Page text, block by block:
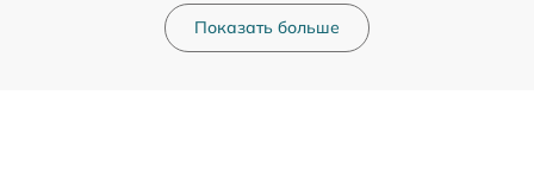
Показать больше